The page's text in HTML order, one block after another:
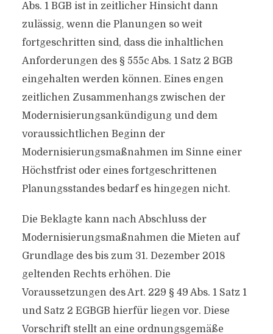
Abs. 1 BGB ist in zeitlicher Hinsicht dann
zulässig, wenn die Planungen so weit
fortgeschritten sind, dass die inhaltlichen
Anforderungen des § 555c Abs. 1 Satz 2 BGB
eingehalten werden können. Eines engen
zeitlichen Zusammenhangs zwischen der
Modernisierungsankündigung und dem
voraussichtlichen Beginn der
Modernisierungsmaßnahmen im Sinne einer
Höchstfrist oder eines fortgeschrittenen
Planungsstandes bedarf es hingegen nicht.
Die Beklagte kann nach Abschluss der
Modernisierungsmaßnahmen die Mieten auf
Grundlage des bis zum 31. Dezember 2018
geltenden Rechts erhöhen. Die
Voraussetzungen des Art. 229 § 49 Abs. 1 Satz 1
und Satz 2 EGBGB hierfür liegen vor. Diese
Vorschrift stellt an eine ordnungsgemäße